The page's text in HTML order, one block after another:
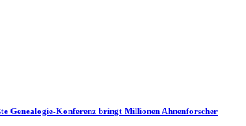
Genealogie-Konferenz bringt Millionen Ahnenforscher